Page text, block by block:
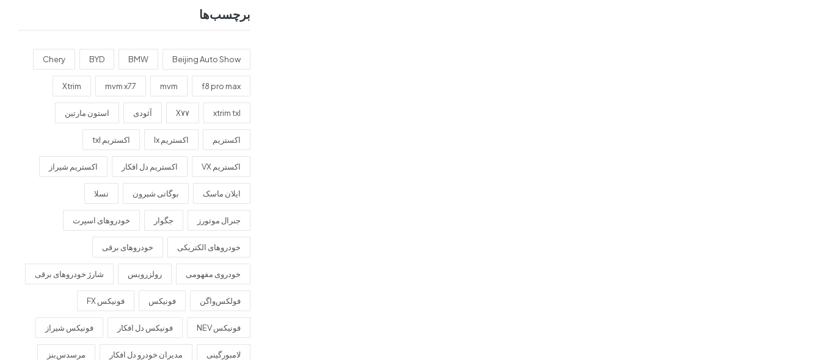
برچسب‌ها
Beijing Auto Show
BMW
BYD
Chery
f8 pro max
mvm
mvm x77
Xtrim
xtrim txl X۷۷ آئودی استون مارتین
اکستریم اکستریم lx اکستریم txl
اکستریم VX اکستریم دل افکار اکستریم شیراز
ایلان ماسک بوگاتی شیرون تسلا
جنرال موتورز جگوار خودروهای اسپرت
خودروهای الکتریکی خودروهای برقی
خودروی مفهومی رولزرویس شارژ خودروهای برقی
فولکس‌واگن فونیکس فونیکس FX
فونیکس NEV فونیکس دل افکار فونیکس شیراز
لامبورگینی مدیران خودرو دل افکار مرسدس‌بنز